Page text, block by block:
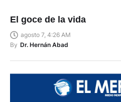
El goce de la vida
agosto 7, 4:26 AM
By Dr. Hernán Abad